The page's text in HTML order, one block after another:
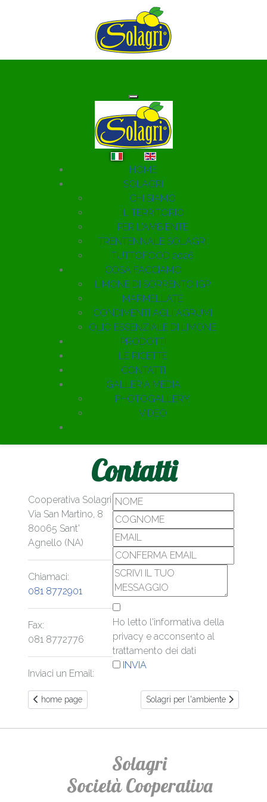
Seleziona la tua lingua
HOME
SOLAGRI
CHI SIAMO
IL TERRITORIO
PER L'AMBIENTE
TRENTENNALE SOLAGRI
TUTTOFOOD 2026
COSA FACCIAMO
LIMONE DI SORRENTO IGP
MARMELLATE
CONDIMENTI AGLI AGRUMI
OLIO ESSENZIALE DI LIMONE
PRODOTTI
LE RICETTE
CONTATTI
GALLERIA MEDIA
PHOTOGALLERY
VIDEO
Contatti
Cooperativa Solagri
Via San Martino, 8
80065 Sant'
Agnello (NA)
Chiamaci:
081 8772901
Fax:
081 8772776
Inviaci un Email:
Ho letto l'informativa della
privacy e acconsento al
trattamento dei dati
INVIA
Articolo precedente: home page
home page Articolo successivo: Solagri per
Solagri per l'ambiente
Solagri
Società Cooperativa